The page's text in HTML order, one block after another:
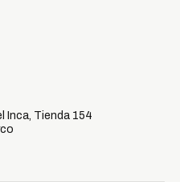
Inca, Tienda 154